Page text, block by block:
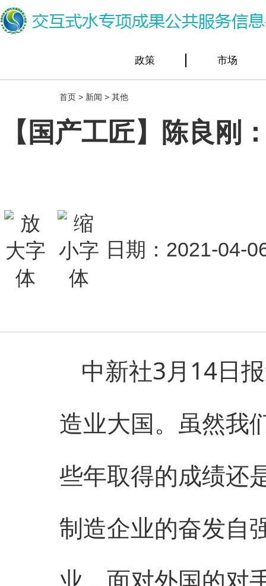
政策 市场
首页 > 新闻 > 其他
【国产工匠】陈良刚
日期：2021-
中新社3月14日
造业大国。虽然我
些年取得的成绩还
制造企业的奋发自